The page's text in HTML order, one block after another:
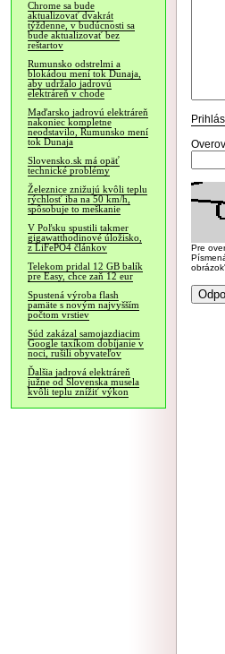
Chrome sa bude
aktualizovať dvakrát
týždenne, v budúcnosti sa
bude aktualizovať bez
reštartov
Rumunsko odstrelmi a
blokádou mení tok Dunaja,
aby udržalo jadrovú
elektráreň v chode
Maďarsko jadrovú elektráreň
nakoniec kompletne
neodstavilo, Rumunsko mení
tok Dunaja
Slovensko.sk má opäť
technické problémy
Železnice znižujú kvôli teplu
rýchlosť iba na 50 km/h,
spôsobuje to meškanie
V Poľsku spustili takmer
gigawatthodinové úložisko,
z LiFePO4 článkov
Telekom pridal 12 GB balík
pre Easy, chce zaň 12 eur
Spustená výroba flash
pamäte s novým najvyšším
počtom vrstiev
Súd zakázal samojazdiacim
Google taxíkom dobíjanie v
noci, rušili obyvateľov
Ďalšia jadrová elektráreň
južne od Slovenska musela
kvôli teplu znížiť výkon
Pre